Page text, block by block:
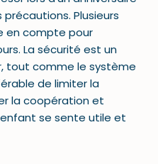
Plusieurs
en compte pour
La sécurité est un
tout comme le système
de limiter la
la coopération et
se sente utile et